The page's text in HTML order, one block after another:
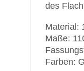
des
Material:
Maße:
Farben: